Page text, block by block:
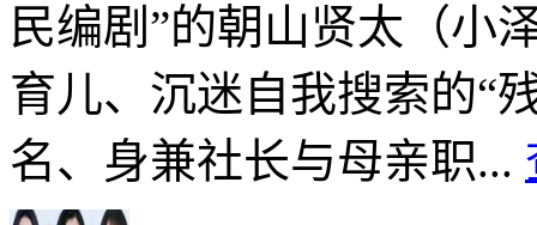
民编剧”的朝山贤太（小
育儿、沉迷自我搜索的“
名、身兼社长与母亲职...